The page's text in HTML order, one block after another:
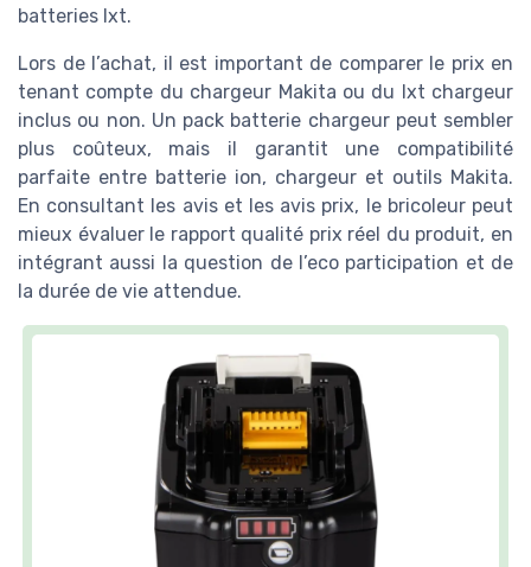
batteries lxt.
Lors de l’achat, il est important de comparer le prix en
tenant compte du chargeur Makita ou du lxt chargeur
inclus ou non. Un pack batterie chargeur peut sembler
plus coûteux, mais il garantit une compatibilité
parfaite entre batterie ion, chargeur et outils Makita.
En consultant les avis et les avis prix, le bricoleur peut
mieux évaluer le rapport qualité prix réel du produit, en
intégrant aussi la question de l’eco participation et de
la durée de vie attendue.